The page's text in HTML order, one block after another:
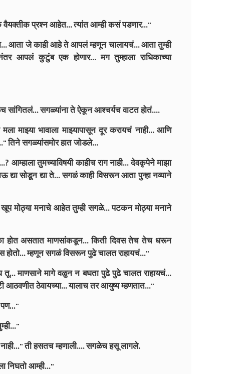
प्रश्न आहेत... त्यांत आम्ही कसं पडणार..."
आता जे काही आहे ते आपलं म्हणून चालायचं... आता तुम्ही
आपलं कुटुंब एक होणार... मग तुम्हाला राधिकाच्या
सगळ्यांना ते ऐकून आश्चर्यच वाटत होतं....
भावाला माझ्यापासून दूर करायचं नाही... आणि
तिने सगळ्यांसमोर हात जोडले...
तुमच्याविषयी काहीच राग नाही... देवकृपेने माझा
सोडून द्या ते... सगळं काही विसरून आता पुन्हा नव्याने
मोठ्या मनाचे आहेत तुम्ही सगळे... पटकन मोठ्या मनाने
होत असतात माणसांकडून... किती दिवस तेच तेच धरून
होतो... म्हणून सगळं विसरून पुढे चालत राहायचं..."
तू... माणसाने मागे वळुन न बघता पुढे पुढे चालत राहायचं...
आठवणीत ठेवायच्या... यालाच तर आयुष्य म्हणतात..."
ती हसतच म्हणाली.... सगळेच हसू लागले.
निघतो आम्ही..."